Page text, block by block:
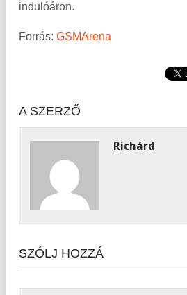
indulóáron.
Forrás: GSMArena
A SZERZŐ
Richárd
SZÓLJ HOZZÁ